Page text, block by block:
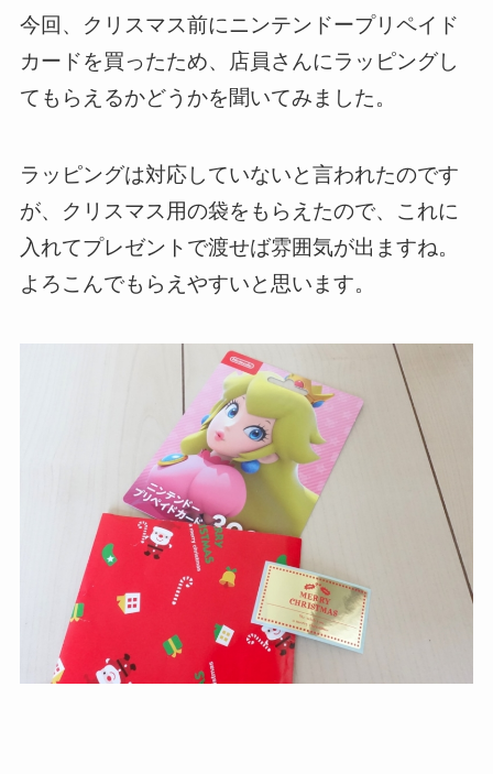
今回、クリスマス前にニンテンドープリペイド
カードを買ったため、店員さんにラッピングし
てもらえるかどうかを聞いてみました。
ラッピングは対応していないと言われたのです
が、クリスマス用の袋をもらえたので、これに
入れてプレゼントで渡せば雰囲気が出ますね。
よろこんでもらえやすいと思います。